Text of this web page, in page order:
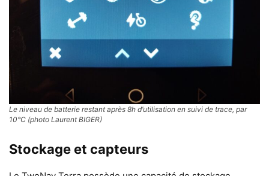
Le niveau de batterie restant après 8h d’utilisation en suivi de trace, par
10°C (photo Laurent BIGER)
Stockage et capteurs